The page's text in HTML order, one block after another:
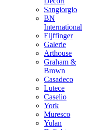
Sangiorgio
BN
International
Eijffinger
Galerie
Arthouse
Graham &
Brown
Casadeco
Lutece
Caselio
York
Muresco
Yulan